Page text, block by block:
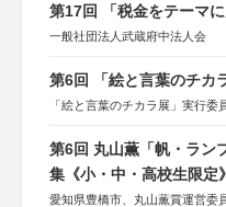
第17回 「税金をテーマに
一般社団法人武蔵府中法人会
第6回 「絵と言葉のチカ
「絵と言葉のチカラ展」実行委
第6回 丸山薫「帆・ラン
集《小・中・高校生限定》
愛知県豊橋市、丸山薫賞運営委